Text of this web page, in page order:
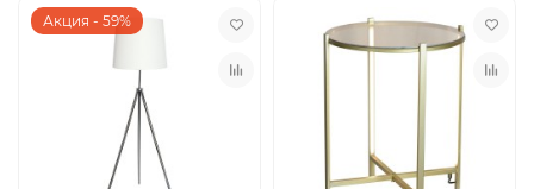
Акция - 59%